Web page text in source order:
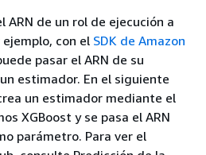
ARN de un rol de ejecución a
ejemplo, con el SDK de Amazon
pasar el ARN de su
estimador. En el siguiente
un estimador mediante el
XGBoost y se pasa el ARN
parámetro. Para ver el